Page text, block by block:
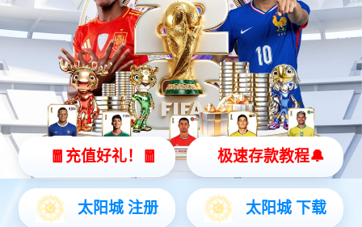
哈哈体育灵犀 X2
全智能灵动机器人
灵动 | 亲和 | 智能